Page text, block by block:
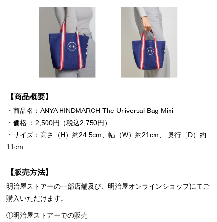
【商品概要】
・商品名：ANYA HINDMARCH The Universal Bag Mini
・価格 ：2,500円（税込2,750円）
・サイズ：高さ（H）約24.5cm、幅（W）約21cm、 奥行（D）約
11cm
【販売方法】
明治屋ストアーの一部店舗及び、明治屋オンラインショップにてご
購入いただけます。
①明治屋ストアーでの販売